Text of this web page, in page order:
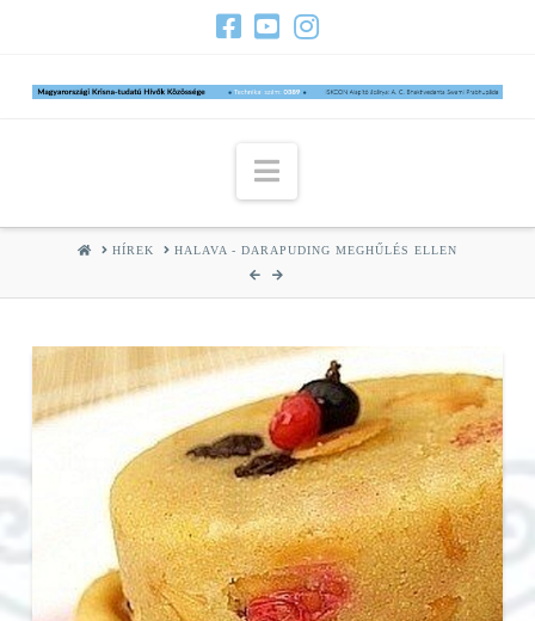
Navigation
HOMEHÍREK HALAVA - DARAPUDING MEGHŰLÉS ELLEN